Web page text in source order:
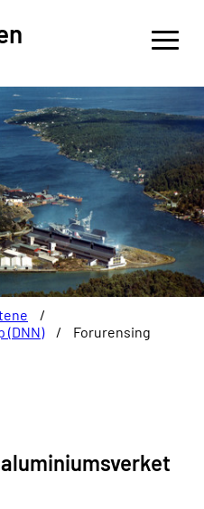
/
(DNN)
/ Forurensing